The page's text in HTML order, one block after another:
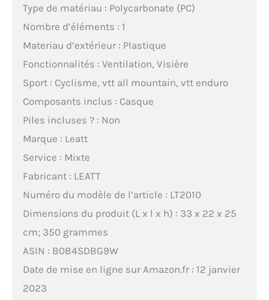
Type de matériau : Polycarbonate (PC)
Nombre d’éléments : 1
Materiau d’extérieur : Plastique
Fonctionnalités : Ventilation, Visière
Sport : Cyclisme, vtt all mountain, vtt enduro
Composants inclus : Casque
Piles incluses ? : Non
Marque : Leatt
Service : Mixte
Fabricant : LEATT
Numéro du modèle de l’article : LT2010
Dimensions du produit (L x l x h) : 33 x 22 x 25
cm; 350 grammes
ASIN : B0B4SDBG9W
Date de mise en ligne sur Amazon.fr : 12 janvier
2023